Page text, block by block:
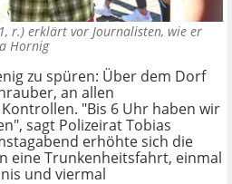
r.) erklärt vor Journalisten, wie er
Hornig
zu spüren: Über dem Dorf
an allen
"Bis 6 Uhr haben wir
sagt Polizeirat Tobias
erhöhte sich die
eine Trunkenheitsfahrt, einmal
und viermal